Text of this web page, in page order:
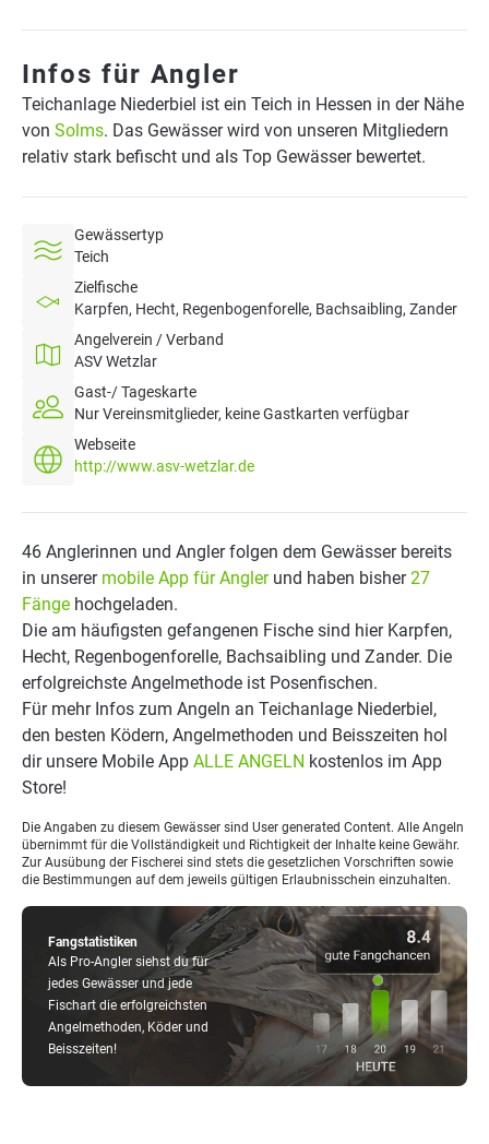
Infos für Angler
Teichanlage Niederbiel ist ein Teich in Hessen in der Nähe
von Solms. Das Gewässer wird von unseren Mitgliedern
relativ stark befischt und als Top Gewässer bewertet.
Gewässertyp
Teich
Zielfische
Karpfen, Hecht, Regenbogenforelle, Bachsaibling, Zander
Angelverein / Verband
ASV Wetzlar
Gast-/ Tageskarte
Nur Vereinsmitglieder, keine Gastkarten verfügbar
Webseite
http://www.asv-wetzlar.de
Fangstatistiken
Als Pro-Angler siehst du für
jedes Gewässer und jede
Fischart die erfolgreichsten
Angelmethoden, Köder und
Beisszeiten!
46 Anglerinnen und Angler folgen dem Gewässer bereits
in unserer mobile App für Anglerund haben bisher27
Fänge hochgeladen.
Die am häufigsten gefangenen Fische sind hier Karpfen,
Hecht, Regenbogenforelle, Bachsaibling und Zander. Die
erfolgreichste Angelmethode ist Posenfischen.
Für mehr Infos zum Angeln an Teichanlage Niederbiel,
den besten Ködern, Angelmethoden und Beisszeiten hol
dir unsere Mobile App ALLE ANGELN kostenlos im App
Store!
Die Angaben zu diesem Gewässer sind User generated Content. Alle Angeln
übernimmt für die Vollständigkeit und Richtigkeit der Inhalte keine Gewähr.
Zur Ausübung der Fischerei sind stets die gesetzlichen Vorschriften sowie
die Bestimmungen auf dem jeweils gültigen Erlaubnisschein einzuhalten.